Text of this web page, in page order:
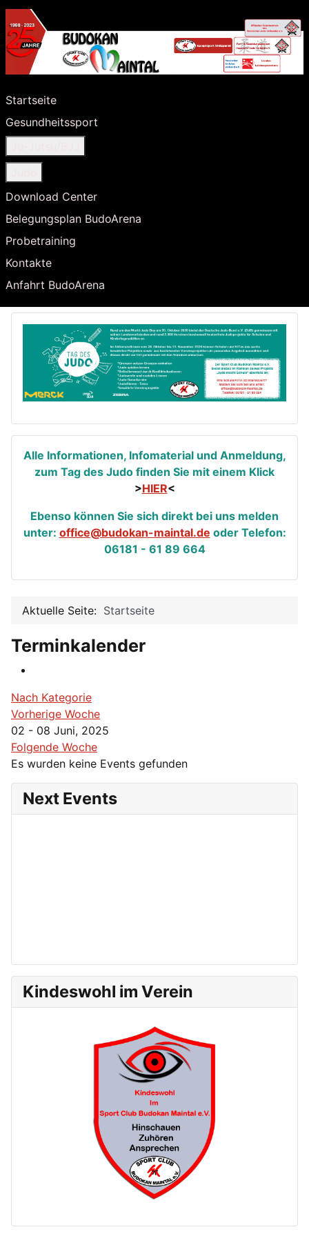
Startseite
Gesundheitssport
Download Center
Belegungsplan BudoArena
Probetraining
Kontakte
Anfahrt BudoArena
Alle Informationen, Infomaterial und Anmeldung,
zum Tag des Judo finden Sie mit einem Klick
>HIER<
Ebenso können Sie sich direkt bei uns melden
unter: office@budokan-maintal.de oder Telefon:
06181 - 61 89 664
Aktuelle Seite: Startseite
Terminkalender
Nach Kategorie
Vorherige Woche
02 - 08 Juni, 2025
Folgende Woche
Es wurden keine Events gefunden
Next Events
Kindeswohl im Verein